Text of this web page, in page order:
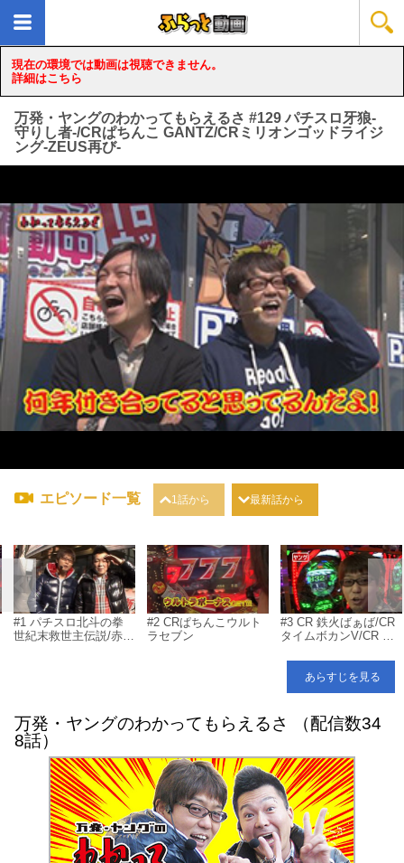
現在の環境では動画は視聴できません。
詳細はこちら
万発・ヤングのわかってもらえるさ #129 パチスロ牙狼-
守りし者-/CRぱちんこ GANTZ/CRミリオンゴッドライジ
ング-ZEUS再び-
loading...
エピソード一覧 1話から 最新話から
#1 パチスロ北斗の拳
世紀末救世主伝説/赤ド
#2 CRぱちんこウルト
ラセブン
#3 CR 鉄火ばぁば/CR
タイムボカンV/CR 餃
ニ/CRF X JAPAN 紅魂/
CR 獣王レジェンドオ
ブザキング HVJD/CR
あらすじを見る
万発・ヤングのわかってもらえるさ （配信数34
8話）